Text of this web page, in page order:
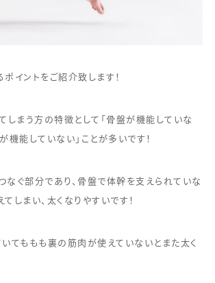
イントをご紹介致します！
しまう方の特徴として「骨盤が機能していな
機能していない」ことが多いです！
なぐ部分であり、骨盤で体幹を支えられていな
しまい、太くなりやすいです！
いてももも裏の筋肉が使えていないとまた太く